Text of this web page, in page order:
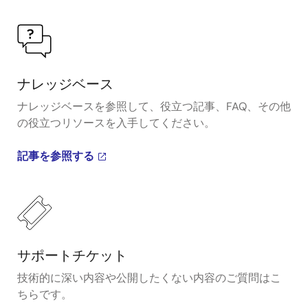
ナレッジベース
ナレッジベースを参照して、役立つ記事、FAQ、その他
の役立つリソースを入手してください。
記事を参照する
サポートチケット
技術的に深い内容や公開したくない内容のご質問はこ
ちらです。